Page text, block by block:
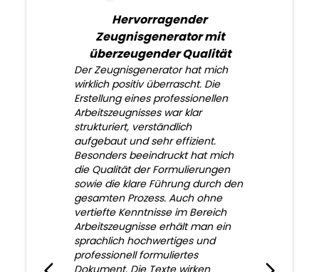
Hervorragender
Zeugnisgenerator mit
überzeugender Qualität
Der Zeugnisgenerator hat mich
wirklich positiv überrascht. Die
Erstellung eines professionellen
Arbeitszeugnisses war klar
strukturiert, verständlich
aufgebaut und sehr effizient.
Besonders beeindruckt hat mich
die Qualität der Formulierungen
sowie die klare Führung durch den
gesamten Prozess. Auch ohne
vertiefte Kenntnisse im Bereich
Arbeitszeugnisse erhält man ein
sprachlich hochwertiges und
professionell formuliertes